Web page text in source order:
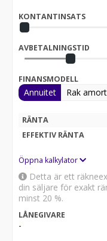
KONTANTINSATS
AVBETALNINGSTID
FINANSMODELL
Annuitet Rak
RÄNTA
EFFEKTIV RÄNTA
Öppna kalkylator
Detta är ett
din säljare för exakt
minst 20 %.
LÅNEGIVARE
-